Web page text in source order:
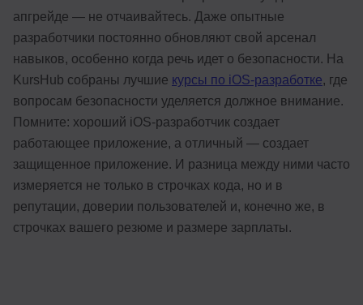
апгрейде — не отчаивайтесь. Даже опытные
разработчики постоянно обновляют свой арсенал
навыков, особенно когда речь идет о безопасности. На
KursHub собраны лучшие курсы по iOS-разработке, где
вопросам безопасности уделяется должное внимание.
Помните: хороший iOS-разработчик создает
работающее приложение, а отличный — создает
защищенное приложение. И разница между ними часто
измеряется не только в строчках кода, но и в
репутации, доверии пользователей и, конечно же, в
строчках вашего резюме и размере зарплаты.